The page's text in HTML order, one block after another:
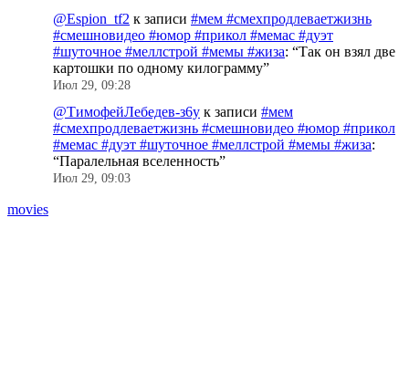
@Espion_tf2 к записи #мем #смехпродлеваетжизнь
#смешновидео #юмор #прикол #мемас #дуэт
#шуточное #меллстрой #мемы #жиза: “Так он взял две
картошки по одному килограмму”
Июл 29, 09:28
@ТимофейЛебедев-з6у к записи #мем
#смехпродлеваетжизнь #смешновидео #юмор #прикол
#мемас #дуэт #шуточное #меллстрой #мемы #жиза:
“Паралельная вселенность”
Июл 29, 09:03
movies